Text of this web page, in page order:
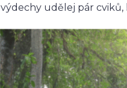
výdechy udělej pár